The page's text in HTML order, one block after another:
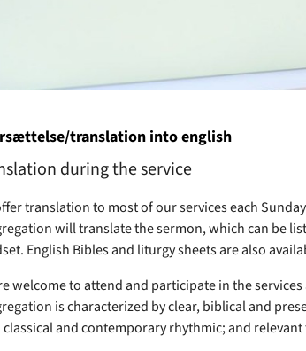
translation into english
during the service
translation to most of our services each
will translate the sermon, which can be
English Bibles and liturgy sheets are also
welcome to attend and participate in the services
is characterized by clear, biblical and
and contemporary rhythmic; and